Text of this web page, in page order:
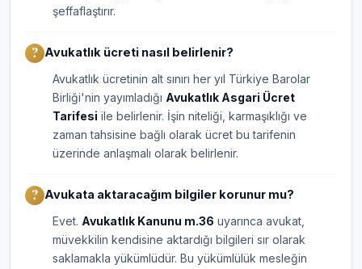
şeffaflaştırır.
Avukatlık ücreti nasıl belirlenir?
Avukatlık ücretinin alt sınırı her yıl Türkiye Barolar
Birliği'nin yayımladığı Avukatlık Asgari Ücret
Tarifesi ile belirlenir. İşin niteliği, karmaşıklığı ve
zaman tahsisine bağlı olarak ücret bu tarifenin
üzerinde anlaşmalı olarak belirlenir.
Avukata aktaracağım bilgiler korunur mu?
Evet. Avukatlık Kanunu m.36 uyarınca avukat,
müvekkilin kendisine aktardığı bilgileri sır olarak
saklamakla yükümlüdür. Bu yükümlülük mesleğin